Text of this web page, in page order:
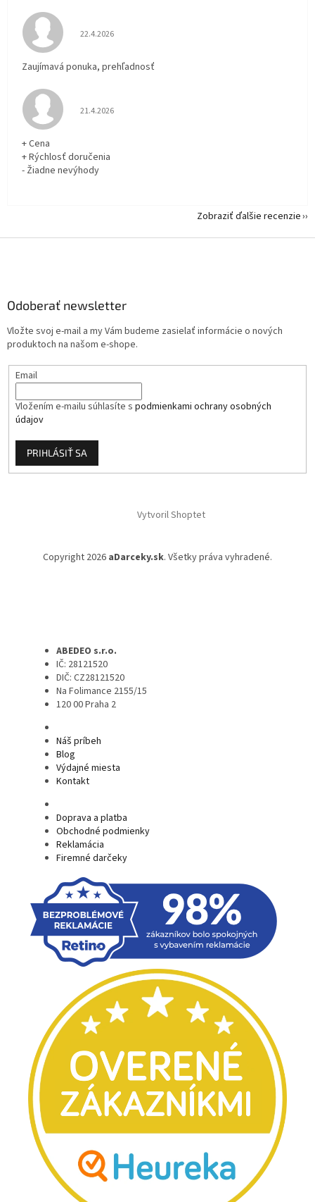
Hodnotenie obchodu je 5 z 5 hviezdičiek.
22.4.2026
Zaujímavá ponuka, prehľadnosť
Hodnotenie obchodu je 5 z 5 hviezdičiek.
21.4.2026
+ Cena
+ Rýchlosť doručenia
- Žiadne nevýhody
Zobraziť ďalšie recenzie
Odoberať newsletter
Vložte svoj e-mail a my Vám budeme zasielať informácie o nových
produktoch na našom e-shope.
Email
Vložením e-mailu súhlasíte s podmienkami ochrany osobných
údajov
PRIHLÁSIŤ SA
Vytvoril Shoptet
Copyright 2026 aDarceky.sk. Všetky práva vyhradené.
ABEDEO s.r.o.
IČ: 28121520
DIČ: CZ28121520
Na Folimance 2155/15
120 00 Praha 2
Náš príbeh
Blog
Výdajné miesta
Kontakt
Doprava a platba
Obchodné podmienky
Reklamácia
Firemné darčeky